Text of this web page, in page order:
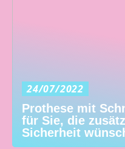
24/07/2022
Prothese mit
für Sie, die
Sicherheit